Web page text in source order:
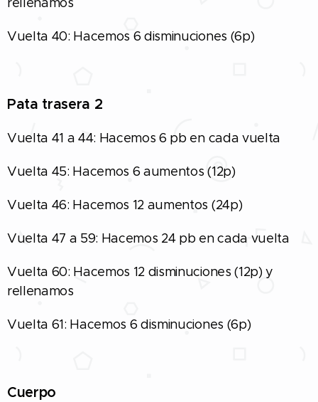
Vuelta 40: Hacemos 6 disminuciones (6p)
Pata trasera 2
Vuelta 41 a 44: Hacemos 6 pb en cada vuelta
Vuelta 45: Hacemos 6 aumentos (12p)
Vuelta 46: Hacemos 12 aumentos (24p)
Vuelta 47 a 59: Hacemos 24 pb en cada vuelta
Vuelta 60: Hacemos 12 disminuciones (12p) y
rellenamos
Vuelta 61: Hacemos 6 disminuciones (6p)
Cuerpo